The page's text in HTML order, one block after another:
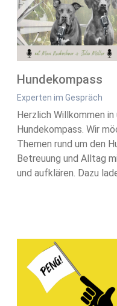
Hundekompass
Experten im Gespräch
Herzlich Willkommen
Hundekompass. Wir
Themen rund um den
Betreuung und Alltag
und aufklären. Dazu